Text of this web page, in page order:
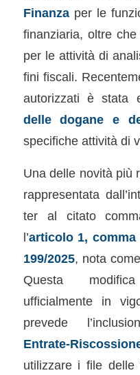
Finanzaper le
finanziaria, oltre che
per le attività di
fini fiscali.
autorizzati è stata
delle dogane e
specifiche attività di
Una delle novità più
rappresentata
ter al citato
l’articolo 1, comma
199/2025, nota come
Questa
ufficialmente in
prevede
Entrate-
utilizzare i file delle